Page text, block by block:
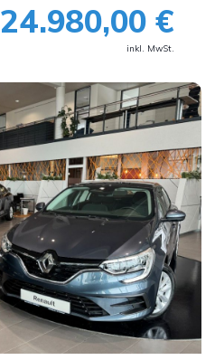
24.980,00 €
inkl. MwSt.